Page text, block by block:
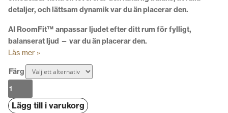
detaljer, ochlättsam dynamikvar du än placerar den.
AI RoomFit™ anpassar ljudet efter ditt rum för fylligt,
balanserat ljud — var du än placerar den.
Läs mer »
Färg
WiiM
Sound
mängd
Lägg till i varukorg